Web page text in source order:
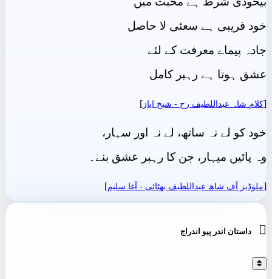
خود فریبی ہے سعئی لا حاصل
جادہ پیماے معرفت کے لئے
عشق ہوتا ہے رہبر کامل
[کلام شاہ عبداللطیف رح - شيخ اياز ]
خود کو لے نہ ساتھ، لے نہ اور سہار،
وہ پائیں میہار، جن کا رہبر عشق بنے۔
[ملوڈیز آف شاھ عبداللطیف بھٹائی - آغا سليم]
 داستان اندر ٻيو اندراج